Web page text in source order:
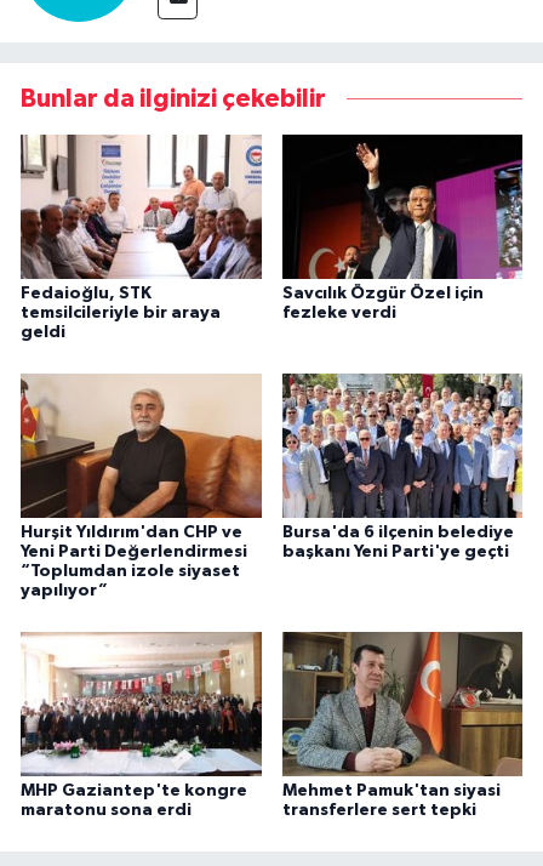
Bunlar da ilginizi çekebilir
Fedaioğlu, STK
temsilcileriyle bir araya
geldi
Savcılık Özgür Özel için
fezleke verdi
Hurşit Yıldırım'dan CHP ve
Yeni Parti Değerlendirmesi
“Toplumdan izole siyaset
yapılıyor”
Bursa'da 6 ilçenin belediye
başkanı Yeni Parti'ye geçti
MHP Gaziantep'te kongre
maratonu sona erdi
Mehmet Pamuk'tan siyasi
transferlere sert tepki